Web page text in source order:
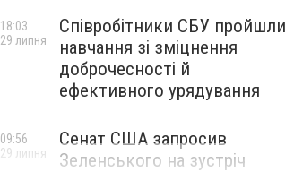
Співробітники СБУ пройшли
навчання зі зміцнення
доброчесності й
ефективного урядування
18:03
29 липня
Сенат США запросив
Зеленського на зустріч
09:56
29 липня